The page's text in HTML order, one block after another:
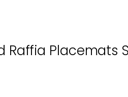
Raffia Placemats